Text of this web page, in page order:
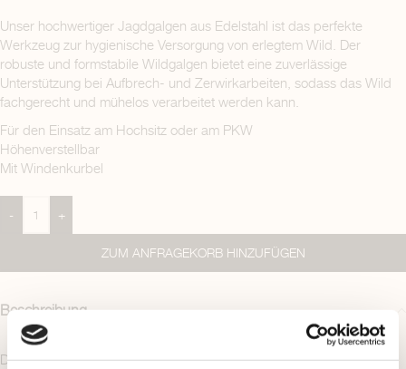
Unser hochwertiger Jagdgalgen aus Edelstahl ist das perfekte
Werkzeug zur hygienische Versorgung von erlegtem Wild. Der
robuste und formstabile Wildgalgen bietet eine zuverlässige
Unterstützung bei Aufbrech- und Zerwirkarbeiten, sodass das Wild
fachgerecht und mühelos verarbeitet werden kann.
Für den Einsatz am Hochsitz oder am PKW
Höhenverstellbar
Mit Windenkurbel
- +
ZUM ANFRAGEKORB HINZUFÜGEN
Beschreibung
Der Wildgalgen aus Edelstahl ist nicht nur langlebig, sondern auch